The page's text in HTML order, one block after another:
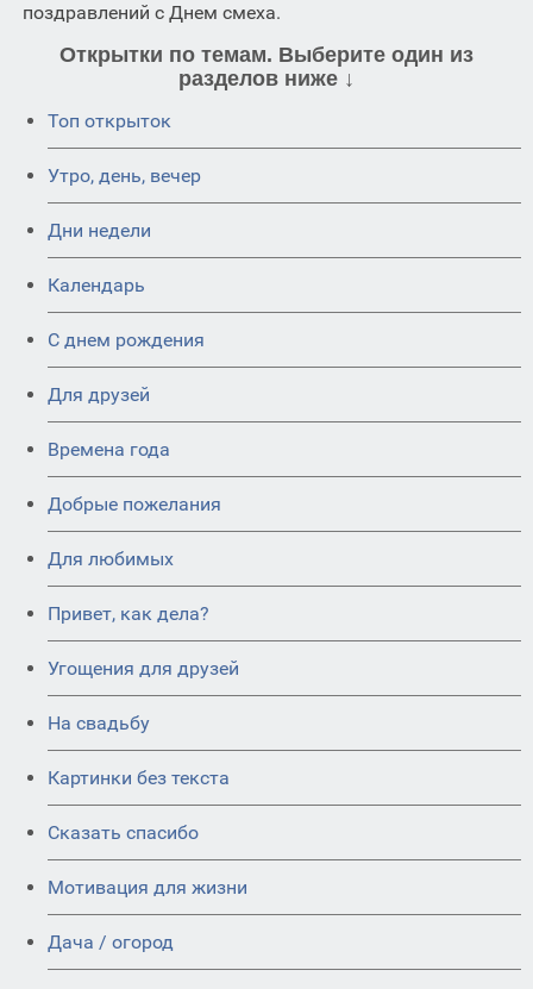
поздравлений с Днем смеха.
Открытки по темам. Выберите один из
разделов ниже ↓
Топ открыток
Утро, день, вечер
Дни недели
Календарь
C днем рождения
Для друзей
Времена года
Добрые пожелания
Для любимых
Привет, как дела?
Угощения для друзей
На свадьбу
Картинки без текста
Сказать спасибо
Мотивация для жизни
Дача / огород